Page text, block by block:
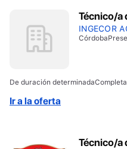
Técnico/a
INGECOR
Córdoba
De duración determinadaCompleta
Ir a la oferta
Técnico/a